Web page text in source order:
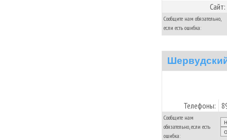
Сайт:
Сообщите нам обязательно,
если есть ошибка:
Телефоны:
Сообщите нам
обязательно, если есть
ошибка: